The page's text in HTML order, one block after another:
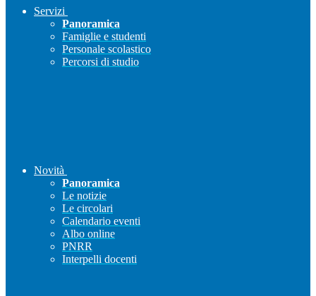
Servizi
Panoramica
Famiglie e studenti
Personale scolastico
Percorsi di studio
Novità
Panoramica
Le notizie
Le circolari
Calendario eventi
Albo online
PNRR
Interpelli docenti